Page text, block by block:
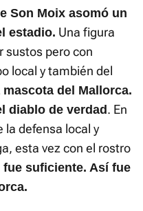
Son Moix asomó un
estadio. Una figura
sustos pero con
local y también del
del Mallorca.
diablo de verdad . En
la defensa local y
esta vez con el rostro
fue suficiente. Así fue